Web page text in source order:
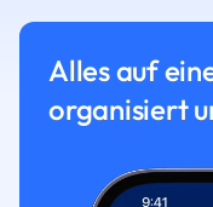
Alles auf
organisiert